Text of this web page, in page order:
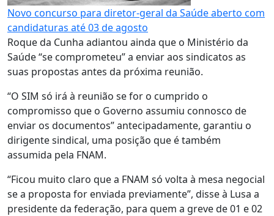
Novo concurso para diretor-geral da Saúde aberto com
candidaturas até 03 de agosto
Roque da Cunha adiantou ainda que o Ministério da
Saúde “se comprometeu” a enviar aos sindicatos as
suas propostas antes da próxima reunião.
“O SIM só irá à reunião se for o cumprido o
compromisso que o Governo assumiu connosco de
enviar os documentos” antecipadamente, garantiu o
dirigente sindical, uma posição que é também
assumida pela FNAM.
“Ficou muito claro que a FNAM só volta à mesa negocial
se a proposta for enviada previamente”, disse à Lusa a
presidente da federação, para quem a greve de 01 e 02